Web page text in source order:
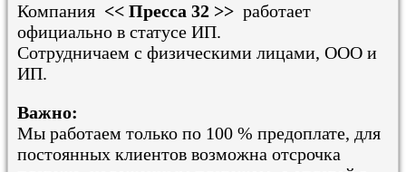
Компания << Пресса 32 >> работает
официально в статусе ИП.
​Сотрудничаем с физическими лицами, ООО и
ИП.
Важно:
Мы работаем только по 100 % предоплате, для
постоянных клиентов возможна отсрочка